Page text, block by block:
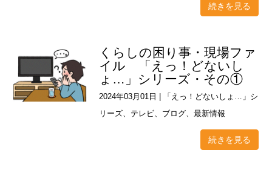
続きを見る
くらしの困り事・現場ファ
イル 「えっ！どないし
ょ…」シリーズ・その①
2024年03月01日 |
「えっ！どないしょ…」シ
リーズ
テレビ ブログ 、最新情報
続きを見る